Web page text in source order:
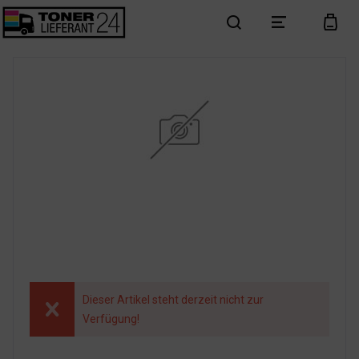
search menu cart
Dieser Artikel steht derzeit nicht zur
Verfügung!